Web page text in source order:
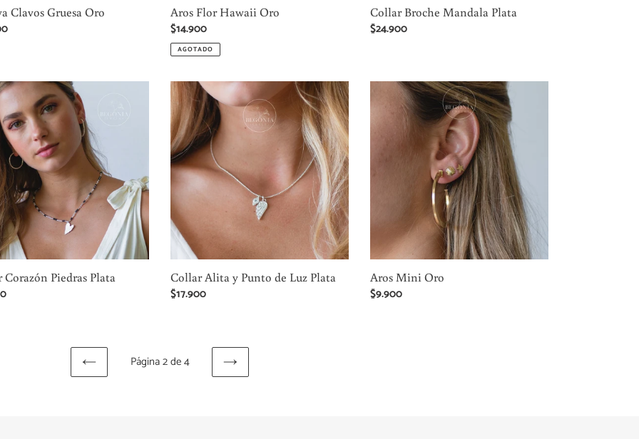
Clavos Gruesa Oro Aros Flor Hawaii Oro
Precio
habitual
$14.900
AGOTADO
Collar Broche Mandala Plata
Precio
$24.900
Piedras Plata
Collar
Alita
y
Punto
de
Luz
Plata
Collar Alita y Punto de Luz Plata
Precio
$17.900
Mini
Aros Mini Oro
Precio
$9.900
PAGINA
Página 2 de 4
SIGUIENTE